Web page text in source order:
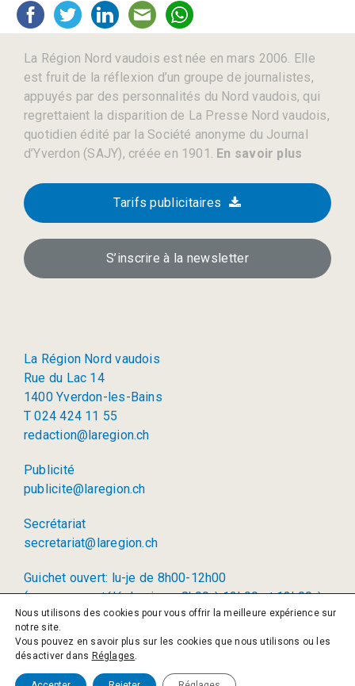
La Région Nord vaudois est née en mars 2006. Elle
est fruit de la réflexion d’un groupe de journalistes,
appuyés par des personnalités du Nord vaudois, qui
regrettaient la disparition de La Presse Nord vaudois,
quotidien édité par la Société anonyme du Journal
d’Yverdon (SAJY), créée en 1901. En savoir plus
Tarifs publicitaires
S’inscrire à la newsletter
La Région Nord vaudois
Rue du Lac 14
1400 Yverdon-les-Bains
T 024 424 11 55
redaction@laregion.ch
Publicité
publicite@laregion.ch
Secrétariat
secretariat@laregion.ch
Guichet ouvert: lu-je de 8h00-12h00
(permanence téléphonique: 8h00 à 12h00 et 13h00 à
17h00)
© 2026 La Région SA
Nous utilisons des cookies pour vous offrir la meilleure expérience sur
notre site.
Vous pouvez en savoir plus sur les cookies que nous utilisons ou les
désactiver dans Réglages.